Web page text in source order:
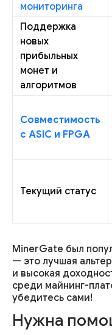
мониторинга
Поддержка
новых
прибыльных
монет и
алгоритмов
Совместимость
с ASIC и FPGA
Текущий статус
MinerGate был
— это лучшая
и высокая
среди майнинг-
убедитесь сами!
Нужна